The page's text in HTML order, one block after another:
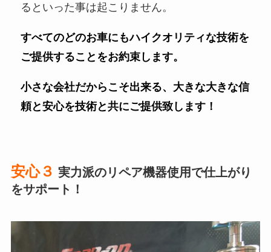
るといった事は起こりません。
すべてのどのお車にもハイクオリティな技術を
ご提供することをお約束します。
小さな会社だからこそ出来る、大きな大きな信
頼と安心を技術と共にご提供致します！
安心３ 実力派のリペア機器使用で仕上がり
をサポート！